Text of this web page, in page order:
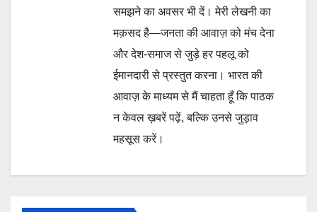
समझने का अवसर भी दें। मेरी लेखनी का
मक़सद है—जनता की आवाज़ को मंच देना
और देश-समाज से जुड़े हर पहलू को
ईमानदारी से प्रस्तुत करना। भारत की
आवाज़ के माध्यम से मैं चाहता हूँ कि पाठक
न केवल ख़बरें पढ़ें, बल्कि उनसे जुड़ाव
महसूस करें।